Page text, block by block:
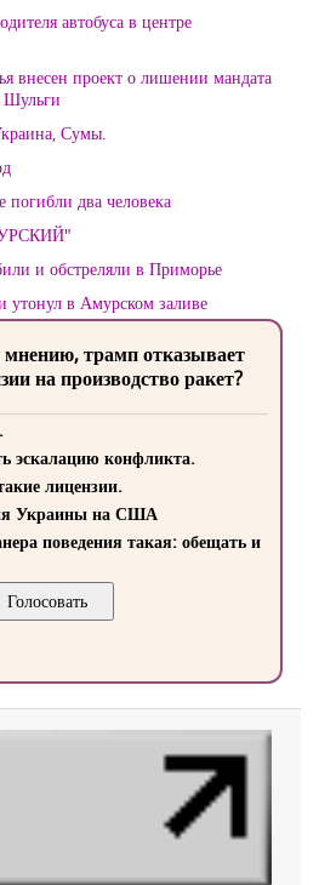
автобуса в центре
внесен проект о лишении мандата
Шульги
Сумы.
погибли два человека
и обстреляли в Приморье
утонул в Амурском заливе
трамп отказывает
на производство ракет?
эскалацию конфликта.
лицензии.
Украины на США
поведения такая: обещать и